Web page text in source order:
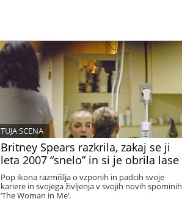
Britney Spears razkrila, zakaj se ji
leta 2007 “snelo” in si je obrila lase
TUJA SCENA
Pop ikona razmišlja o vzponih in padcih svoje
kariere in svojega življenja v svojih novih spominih
‘The Woman in Me’.